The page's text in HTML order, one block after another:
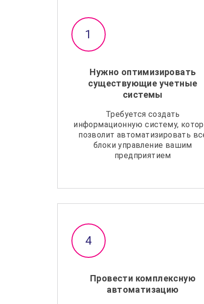
Нужно оптимизировать
существующие учетные
системы
Требуется создать
информационную систему,
позволит автоматизировать
блоки управление вашим
предприятием
Провести комплексную
автоматизацию